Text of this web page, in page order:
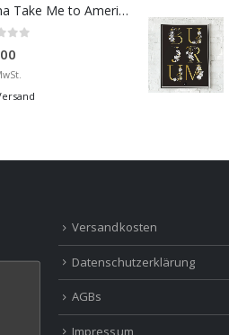
Bosna Take Me to America Navijačka Majica 2
Versandkosten
Datenschutzerklärung
AGBs
Impressum